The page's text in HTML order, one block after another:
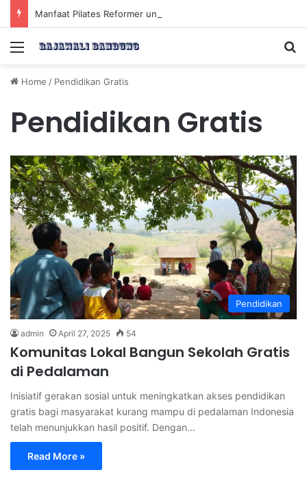
Menu
Home / Pendidikan Gratis
Pendidikan Gratis
Pendidikan
admin April 27, 2025 54
Komunitas Lokal Bangun Sekolah Gratis
di Pedalaman
Inisiatif gerakan sosial untuk meningkatkan akses pendidikan
gratis bagi masyarakat kurang mampu di pedalaman Indonesia
telah menunjukkan hasil positif. Dengan…
Read More »